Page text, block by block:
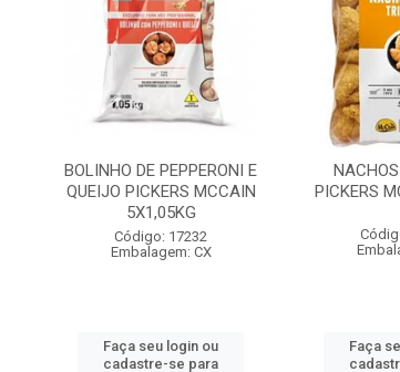
BOLINHO DE PEPPERONI E
QUEIJO PICKERS MCCAIN
5X1,05KG
Código: 17232
Embalagem: CX
Faça seu login ou
cadastre-se para
PICKERS
Faça